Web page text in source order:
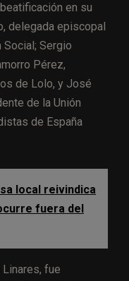
en su
delegada episcopal
Sergio
Pérez,
de Lolo, y José
de la Unión
de España
local reivindica
fuera del
Linares, fue